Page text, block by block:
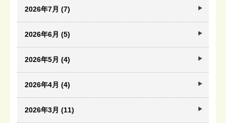
2026年7月 (7)
2026年6月 (5)
2026年5月 (4)
2026年4月 (4)
2026年3月 (11)